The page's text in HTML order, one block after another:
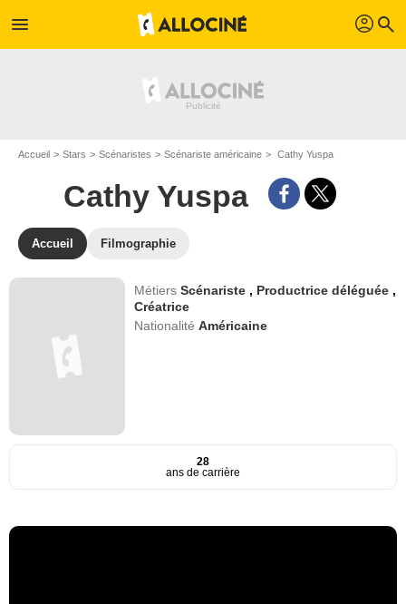
menu profil search
Accueil Stars Scénaristes Scénariste américaine Cathy Yuspa
Cathy Yuspa
Accueil Filmographie
MétiersScénariste , Productrice déléguée ,
Créatrice
NationalitéAméricaine
28
ans de carrière